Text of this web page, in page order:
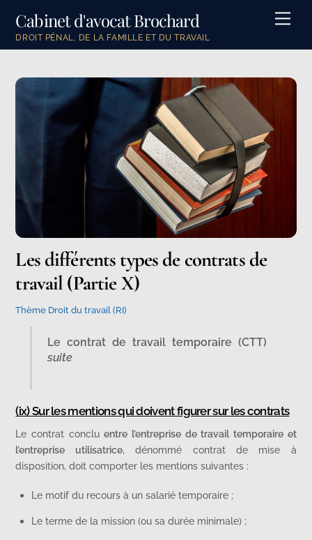
content
Cabinet d'avocat Brochard
DROIT PÉNAL, DE LA FAMILLE ET DU TRAVAIL
Les différents types de contrats de
travail (Partie X)
Thème Droit du travail (RI)
Le contrat de travail temporaire (CTT)
suite
(ix) Sur les mentions qui doivent figurer sur les contrats
Le contrat concluentre l’entreprise de travail temporaire et
l’entreprise utilisatrice, dénommé contrat de mise à
disposition, doit comporter les mentions suivantes :
Le motif du recours à un salarié temporaire ;
Le terme de la mission (ou sa durée minimale) ;